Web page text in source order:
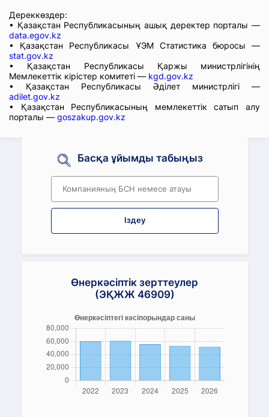
Дереккөздер:
• Қазақстан Республикасының ашық деректер порталы —
data.egov.kz
• Қазақстан Республикасы ҰЭМ Статистика бюросы —
stat.gov.kz
• Қазақстан Республикасы Қаржы министрлігінің
Мемлекеттік кірістер комитеті — kgd.gov.kz
• Қазақстан Республикасы Әділет министрлігі —
adilet.gov.kz
• Қазақстан Республикасының мемлекеттік сатып алу
порталы — goszakup.gov.kz
Басқа ұйымды табыңыз
Іздеу
Өнеркәсіптік зерттеулер
(ЭҚЖЖ 46909)